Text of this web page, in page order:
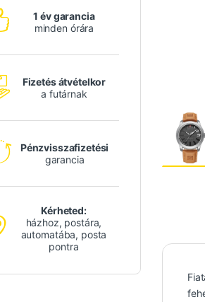
1 év garancia
minden órára
Fizetés átvételkor
a futárnak
Pénzvisszafizetési
garancia
Kérheted:
házhoz, postára,
automatába, posta
pontra